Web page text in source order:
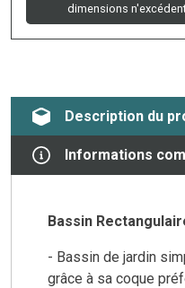
dimensions
Description du
Informations
Bassin
- Bassin de jardin
grâce à sa coque